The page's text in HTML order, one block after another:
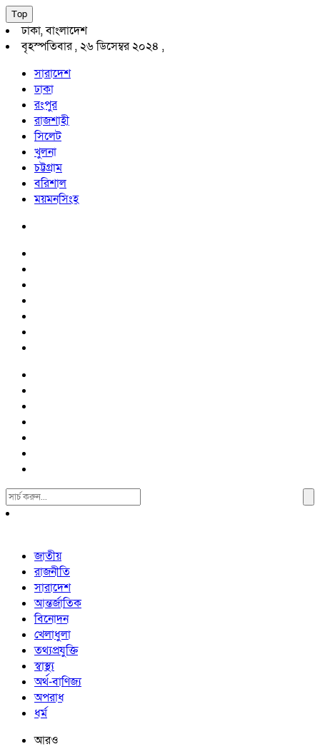
Top
ঢাকা, বাংলাদেশ
বৃহস্পতিবার , ২৬ ডিসেম্বর ২০২৪ ,
সারাদেশ
ঢাকা
রংপুর
রাজশাহী
সিলেট
খুলনা
চট্টগ্রাম
বরিশাল
ময়মনসিংহ
Search
For:
জাতীয়
রাজনীতি
সারাদেশ
আন্তর্জাতিক
বিনোদন
খেলাধুলা
তথ্যপ্রযুক্তি
স্বাস্থ্য
অর্থ-বাণিজ্য
অপরাধ
ধর্ম
আরও